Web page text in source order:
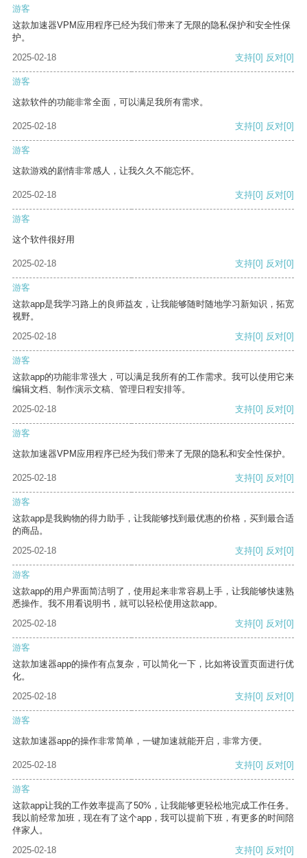
游客
这款加速器VPM应用程序已经为我们带来了无限的隐私保护和安全性保
护。
2025-02-18
支持[0] 反对[0]
游客
这款软件的功能非常全面，可以满足我所有需求。
2025-02-18 支持[0] 反对[0]
游客
这款游戏的剧情非常感人，让我久久不能忘怀。
2025-02-18 支持[0] 反对[0]
游客
这个软件很好用
2025-02-18 支持[0] 反对[0]
游客
这款app是我学习路上的良师益友，让我能够随时随地学习新知识，拓宽
视野。
2025-02-18
支持[0] 反对[0]
游客
这款app的功能非常强大，可以满足我所有的工作需求。我可以使用它来
编辑文档、制作演示文稿、管理日程安排等。
2025-02-18
支持[0] 反对[0]
游客
这款加速器VPM应用程序已经为我们带来了无限的隐私和安全性保护。
2025-02-18 支持[0] 反对[0]
游客
这款app是我购物的得力助手，让我能够找到最优惠的价格，买到最合适
的商品。
2025-02-18
支持[0] 反对[0]
游客
这款app的用户界面简洁明了，使用起来非常容易上手，让我能够快速熟
悉操作。我不用看说明书，就可以轻松使用这款app。
2025-02-18
支持[0] 反对[0]
游客
这款加速器app的操作有点复杂，可以简化一下，比如将设置页面进行优
化。
2025-02-18
支持[0] 反对[0]
游客
这款加速器app的操作非常简单，一键加速就能开启，非常方便。
2025-02-18 支持[0] 反对[0]
游客
这款app让我的工作效率提高了50%，让我能够更轻松地完成工作任务。
我以前经常加班，现在有了这个app，我可以提前下班，有更多的时间陪
伴家人。
2025-02-18
支持[0] 反对[0]